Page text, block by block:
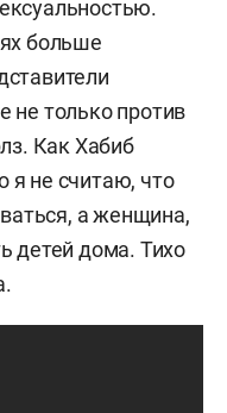
больше
не только против
Как Хабиб
я не считаю, что
а женщина,
детей дома. Тихо